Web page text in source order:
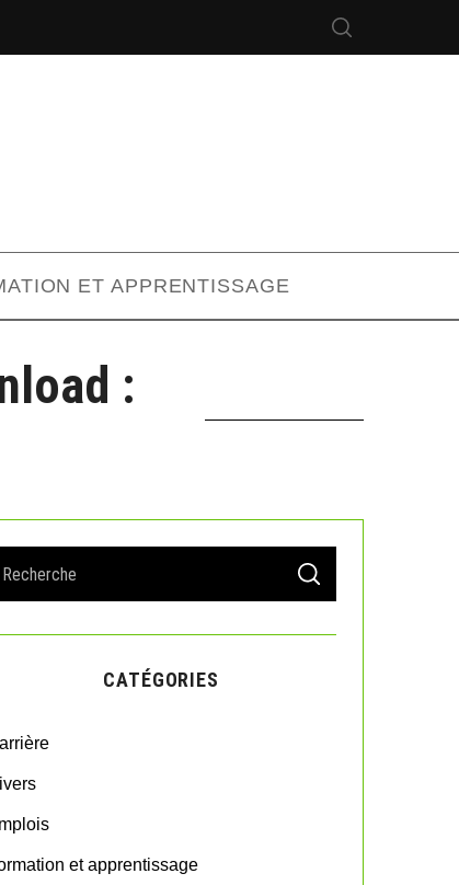
ET APPRENTISSAGE
:
S
A
C
CATÉGORIES
et apprentissage